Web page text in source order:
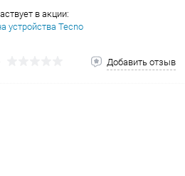
в акции:
устройства Tecno
Добавить отзыв